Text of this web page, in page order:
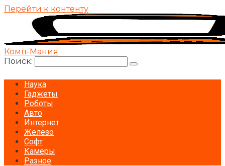
Перейти к контенту
Комп-Мания
Поиск:
Наука
Гаджеты
Роботы
Авто
Интернет
Железо
Софт
Камеры
Разное